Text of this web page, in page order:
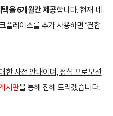
을 6개월간 제공합니다. 현재 네
플레이스를 추가 사용하면 ‘결합
한 사전 안내이며, 정식 프로모션
시판을 통해 전해 드리겠습니다.